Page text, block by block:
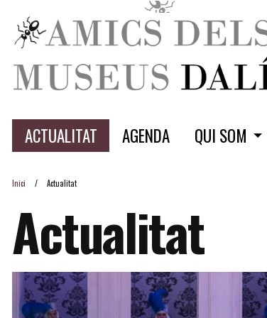
ACTUALITAT AGENDA QUI SOM
Inici Actualitat
Actualitat